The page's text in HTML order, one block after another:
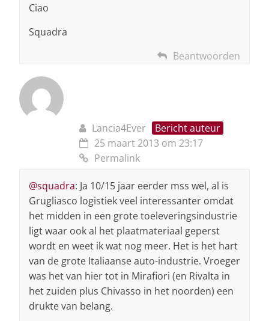
Ciao
Squadra
Beantwoorden
Lancia4Ever
Bericht auteur
25 maart 2013 om 23:17
Permalink
@squadra: Ja 10/15 jaar eerder mss wel, al is
Grugliasco logistiek veel interessanter omdat
het midden in een grote toeleveringsindustrie
ligt waar ook al het plaatmateriaal geperst
wordt en weet ik wat nog meer. Het is het hart
van de grote Italiaanse auto-industrie. Vroeger
was het van hier tot in Mirafiori (en Rivalta in
het zuiden plus Chivasso in het noorden) een
drukte van belang.